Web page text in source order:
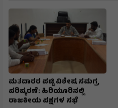
ಮತದಾರರ ಪಟ್ಟಿ ವಿಶೇಷ ಸಮಗ್ರ
ಪರಿಷ್ಕರಣೆ: ಹಿರಿಯೂರಿನಲ್ಲಿ
ರಾಜಕೀಯ ಪಕ್ಷಗಳ ಸಭೆ